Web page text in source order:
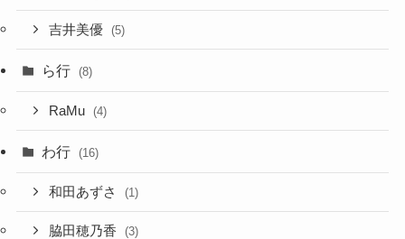
吉井美優 (5)
ら行 (8)
RaMu (4)
わ行 (16)
和田あずさ (1)
脇田穂乃香 (3)